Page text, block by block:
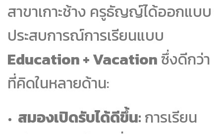
สาขาเกาะช้าง ครูธัญญ์ได้ออกแบบ
ประสบการณ์การเรียนแบบ
Education + Vacation ซึ่งดีกว่า
ที่คิดในหลายด้าน:
สมองเปิดรับได้ดีขึ้น: การเรียน